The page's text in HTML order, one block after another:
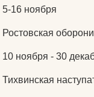
5-16 ноября
Ростовская
10 ноября - 30
Тихвинская